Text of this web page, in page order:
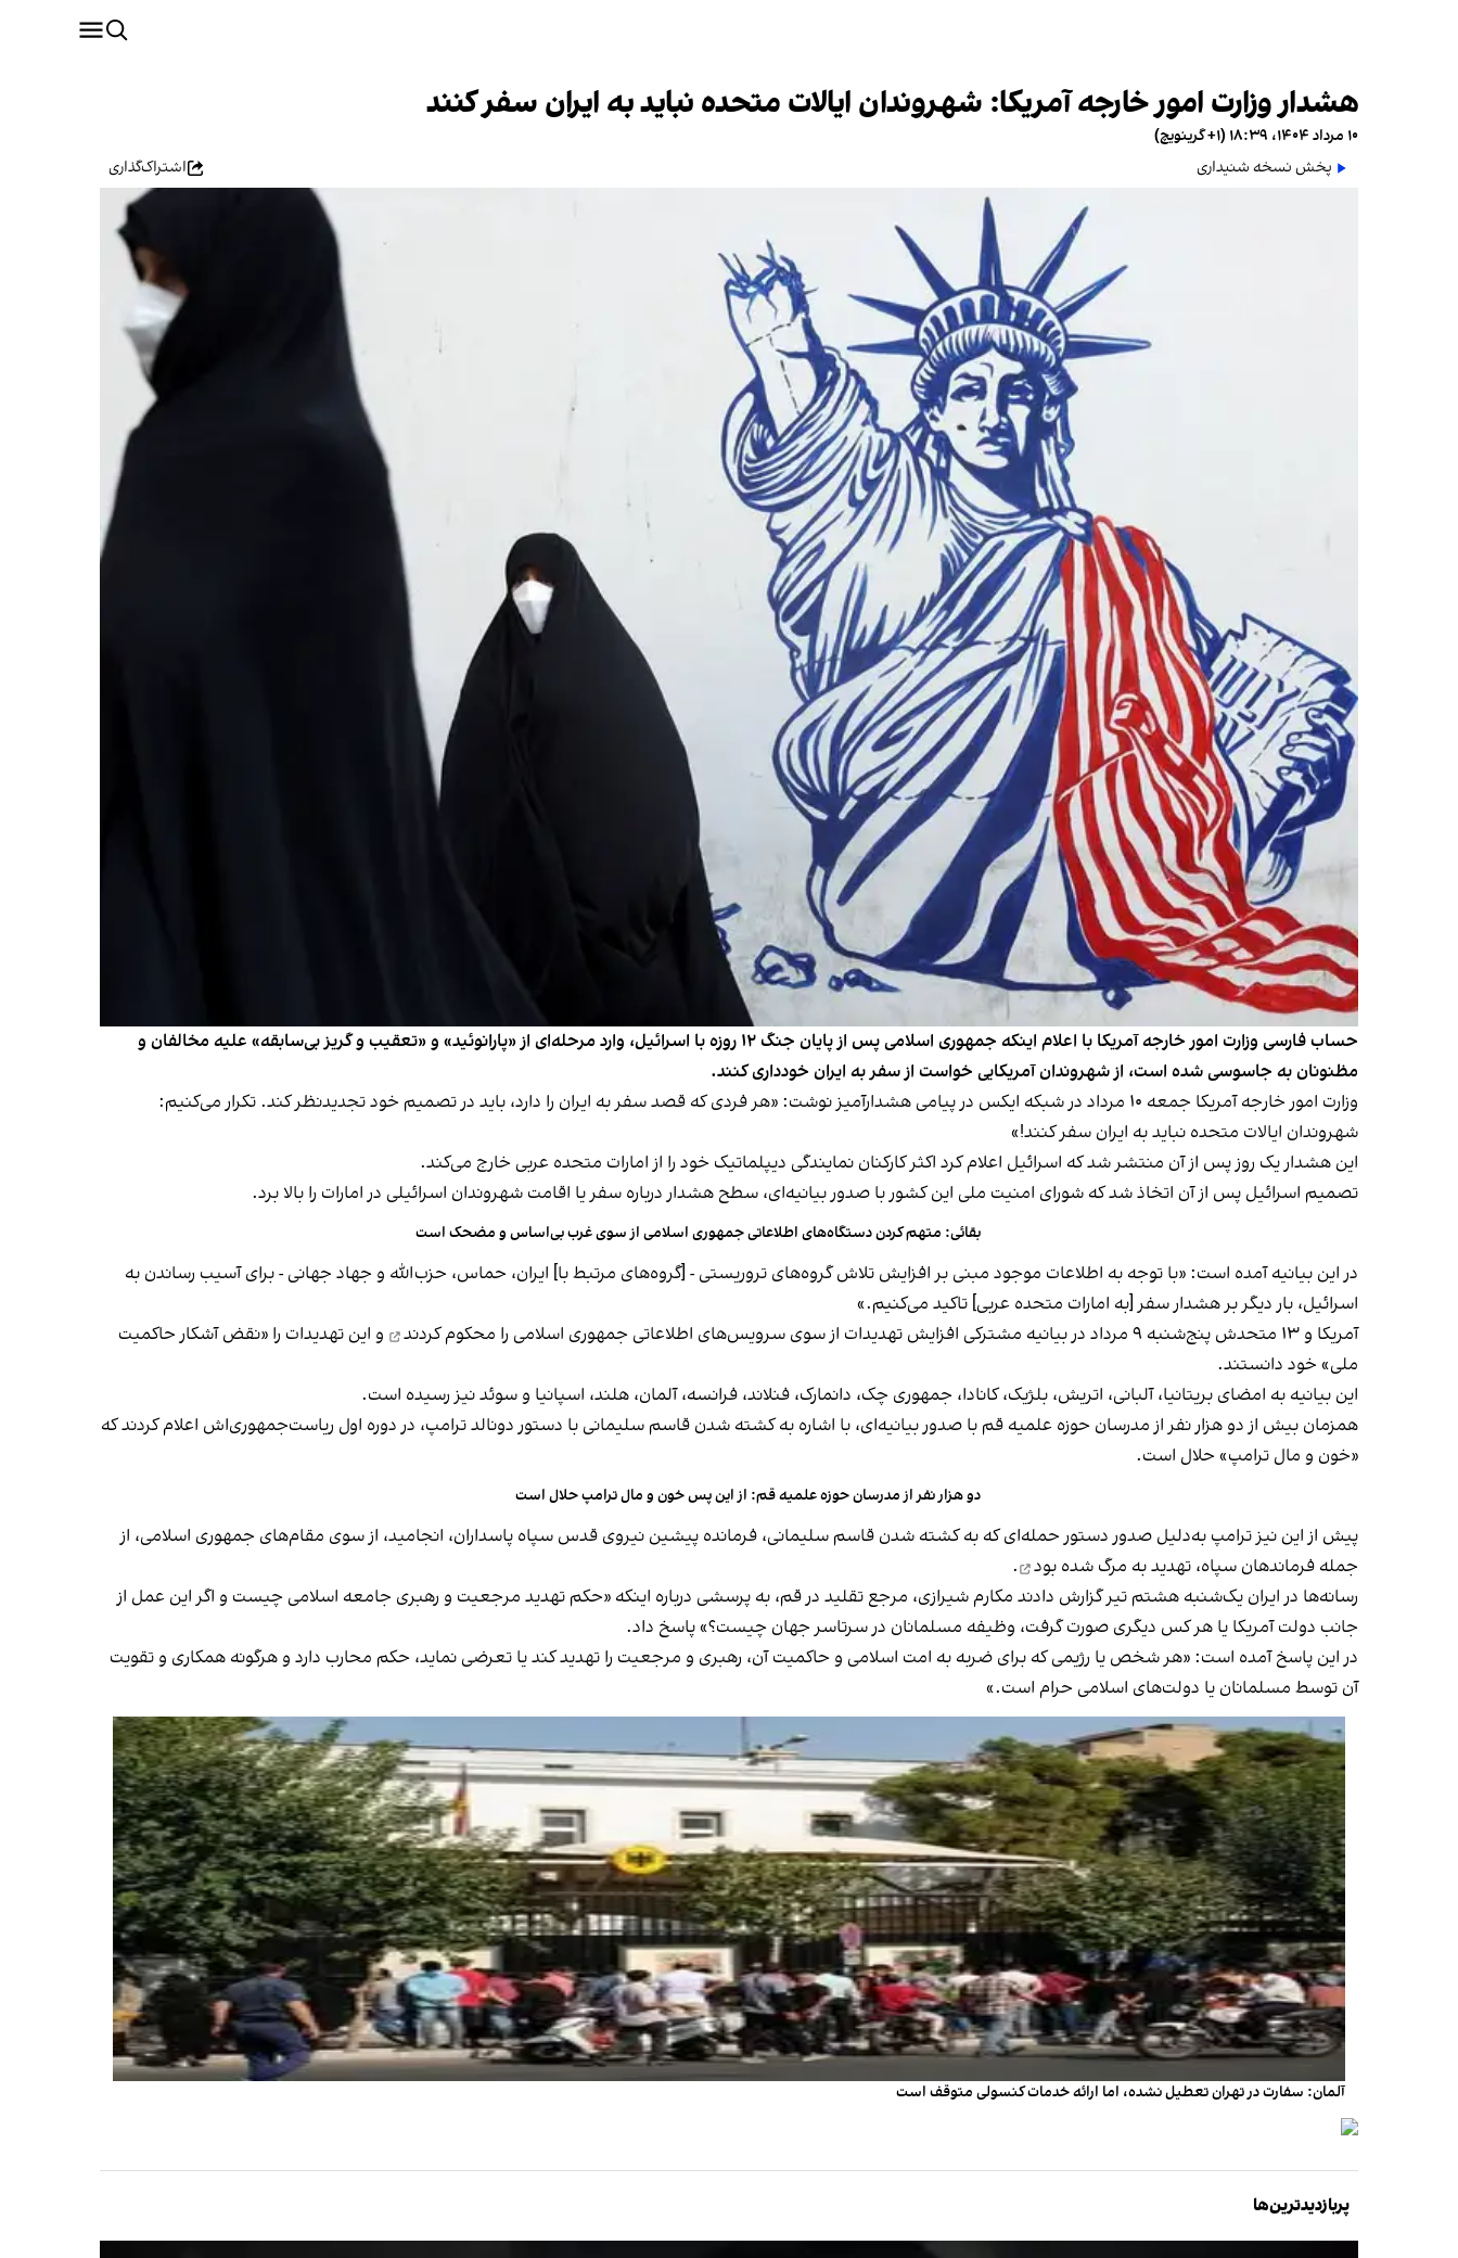
هشدار وزارت امور خارجه آمریکا: شهروندان ایالات متحده نباید به ایران سفر کنند
۱۰ مرداد ۱۴۰۴، ۱۸:۳۹ (‎+۱ گرینویچ)
پخش نسخه شنیداری
اشتراک‌گذاری
حساب فارسی وزارت امور خارجه آمریکا با اعلام اینکه جمهوری اسلامی پس از پایان جنگ ۱۲ روزه با اسرائیل، وارد مرحله‌ای از «پارانوئید» و «تعقیب و گریز بی‌سابقه» علیه مخالفان و
مظنونان به جاسوسی شده است، از شهروندان آمریکایی خواست از سفر به ایران خودداری کنند.
وزارت امور خارجه آمریکا جمعه ۱۰ مرداد در شبکه ایکس در پیامی هشدارآمیز نوشت: «هر فردی که قصد سفر به ایران را دارد، باید در تصمیم خود تجدیدنظر کند. تکرار می‌کنیم:
شهروندان ایالات متحده نباید به ایران سفر کنند!»
این هشدار یک روز پس از آن منتشر شد که اسرائیل اعلام کرد اکثر کارکنان نمایندگی دیپلماتیک خود را از امارات متحده عربی خارج می‌کند.
تصمیم اسرائیل پس از آن اتخاذ شد که شورای امنیت ملی این کشور با صدور بیانیه‌ای، سطح هشدار درباره سفر یا اقامت شهروندان اسرائیلی در امارات را بالا برد.
بقائی: متهم کردن دستگاه‌های اطلاعاتی جمهوری اسلامی از سوی غرب بی‌اساس و مضحک است
در این بیانیه آمده است: «با توجه به اطلاعات موجود مبنی بر افزایش تلاش گروه‌های تروریستی - [گروه‌های مرتبط با] ایران، حماس، حزب‌الله و جهاد جهانی - برای آسیب رساندن به
اسرائیل، بار دیگر بر هشدار سفر [به امارات متحده عربی] تاکید می‌کنیم.»
آمریکا و ۱۳ متحدش پنج‌شنبه ۹ مرداد در بیانیه مشترکی افزایش تهدیدات از سوی سرویس‌های اطلاعاتی جمهوری اسلامی را
محکوم کردند
و این تهدیدات را «نقض آشکار حاکمیت
ملی» خود دانستند.
این بیانیه‌ به امضای بریتانیا، آلبانی، اتریش، بلژیک، کانادا، جمهوری چک، دانمارک، فنلاند، فرانسه، آلمان، هلند، اسپانیا و سوئد نیز رسیده است.
همزمان بیش از دو هزار نفر از مدرسان حوزه علمیه قم با صدور بیانیه‌ای، با اشاره به کشته شدن قاسم سلیمانی با دستور دونالد ترامپ، در دوره اول ریاست‌جمهوری‌اش اعلام کردند که
«خون و مال ترامپ» حلال است.
دو هزار نفر از مدرسان حوزه علمیه قم: از این پس خون و مال ترامپ حلال است
پیش از این نیز ترامپ به‌دلیل صدور دستور حمله‌ای که به کشته شدن قاسم سلیمانی، فرمانده پیشین نیروی قدس سپاه پاسداران، انجامید، از سوی مقام‌های جمهوری اسلامی، از
جمله فرماندهان سپاه، تهدید به مرگ شده بود
.
رسانه‌ها در ایران یک‌شنبه هشتم تیر گزارش دادند مکارم شیرازی، مرجع تقلید در قم، به پرسشی درباره اینکه «حکم تهدید مرجعیت و رهبری جامعه اسلامی چیست و اگر این عمل از
جانب دولت آمریکا یا هر کس دیگری صورت گرفت، وظیفه مسلمانان در سرتاسر جهان چیست؟» پاسخ داد.
در این پاسخ آمده است: «هر شخص یا رژیمی که برای ضربه به امت اسلامی و حاکمیت آن، رهبری و مرجعیت را تهدید کند یا تعرضی نماید، حکم محارب دارد و هرگونه همکاری و تقویت
آن توسط مسلمانان یا دولت‌های اسلامی حرام است.»
آلمان: سفارت در تهران تعطیل نشده، اما ارائه خدمات کنسولی متوقف است
پربازدیدترین‌ها